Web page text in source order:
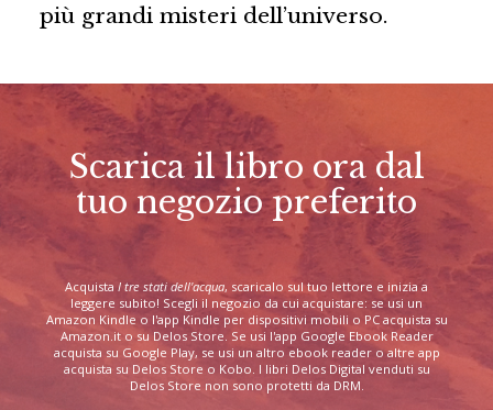
più grandi misteri dell’universo.
Scarica il libro ora dal
tuo negozio preferito
Acquista I tre stati dell'acqua, scaricalo sul tuo lettore e inizia a
leggere subito! Scegli il negozio da cui acquistare: se usi un
Amazon Kindle o l'app Kindle per dispositivi mobili o PC acquista su
Amazon.it o su Delos Store. Se usi l'app Google Ebook Reader
acquista su Google Play, se usi un altro ebook reader o altre app
acquista su Delos Store o Kobo. I libri Delos Digital venduti su
Delos Store non sono protetti da DRM.